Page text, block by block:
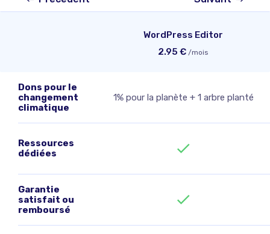
Dons pour le
changement
climatique
Ressources
dédiées
Garantie
satisfait ou
remboursé
WordPress Editor
2.95 € /mois
1% pour la planète + 1 arbre planté